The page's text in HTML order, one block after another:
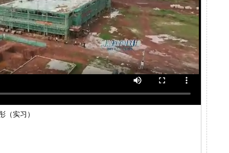
（实习）